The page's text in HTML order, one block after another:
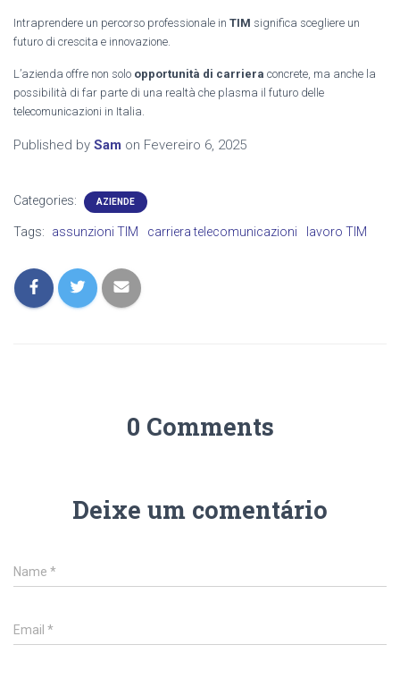
Intraprendere un percorso professionale in TIM significa scegliere un
futuro di crescita e innovazione.
L’azienda offre non solo opportunità di carriera concrete, ma anche la
possibilità di far parte di una realtà che plasma il futuro delle
telecomunicazioni in Italia.
Published by Sam on Fevereiro 6, 2025
Categories: AZIENDE
Tags: assunzioni TIM carriera telecomunicazioni lavoro TIM
0 Comments
Deixe um comentário
Name *
Email *